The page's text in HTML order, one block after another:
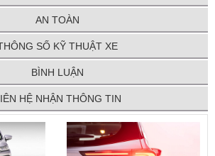
AN TOÀN
SỐ KỸ THUẬT XE
BÌNH LUẬN
HỆ NHẬN THÔNG TIN